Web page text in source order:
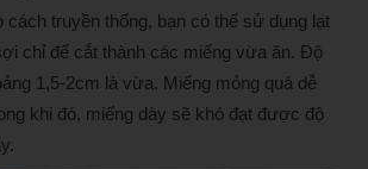
cách truyền thống, bạn có thể sử dụng lạt
chỉ để cắt thành các miếng vừa ăn. Độ
1,5-2cm là vừa. Miếng mỏng quá dễ
khi đó, miếng dày sẽ khó đạt được độ